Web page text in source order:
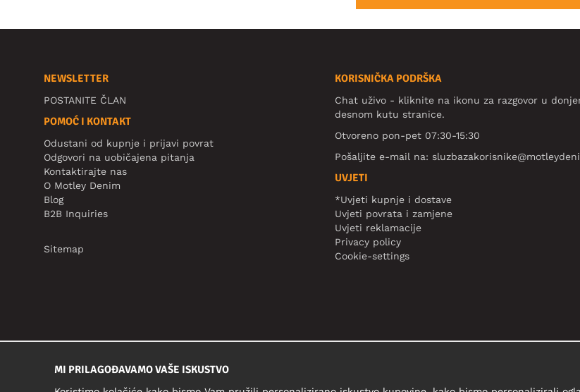
NEWSLETTER
POSTANITE ČLAN
POMOĆ I KONTAKT
Odustani od kupnje i prijavi povrat
Odgovori na uobičajena pitanja
Kontaktirajte nas
O Motley Denim
Blog
B2B Inquiries
Sitemap
KORISNIČKA PODRŠKA
Chat uživo - kliknite na ikonu za razgovor u
desnom kutu stranice.
Otvoreno pon-pet 07:30-15:30
Pošaljite e-mail na:
UVJETI
*Uvjeti kupnje i dostave
Uvjeti povrata i zamjene
Uvjeti reklamacije
Privacy policy
Cookie-settings
MI PRILAGOĐAVAMO VAŠE ISKUSTVO